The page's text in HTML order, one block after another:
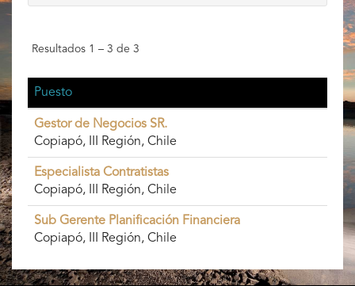
Resultados 1 – 3 de 3
Puesto
Gestor de Negocios SR.
Copiapó, III Región, Chile
Especialista Contratistas
Copiapó, III Región, Chile
Sub Gerente Planificación Financiera
Copiapó, III Región, Chile